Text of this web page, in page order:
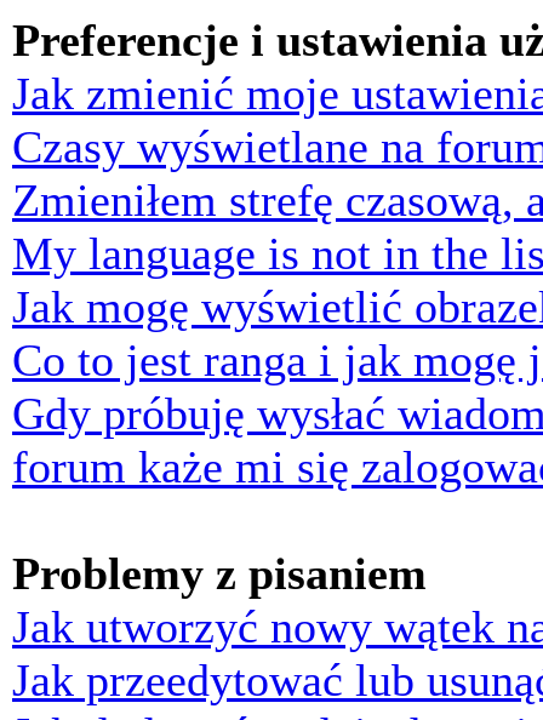
Preferencje i ustawienia
Jak zmienić moje
Czasy wyświetlane na
Zmieniłem strefę czasową,
My language is not in the
Jak mogę wyświetlić
Co to jest ranga i jak mogę
Gdy próbuję wysłać
forum każe mi się
Problemy z pisaniem
Jak utworzyć nowy wątek
Jak przeedytować lub